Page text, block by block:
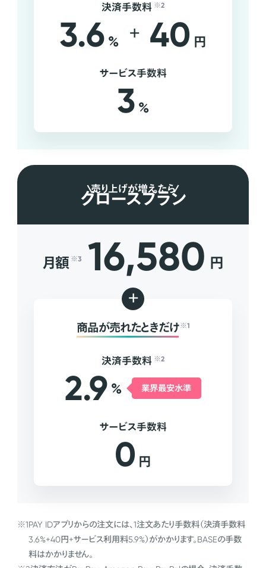
決済手数料 ※2
3.6 % + 40 円
サービス手数料
3 %
売り上げが増えたら
グロースプラン
月額 ※3 16,580 円
+
商品が売れたときだけ ※1
決済手数料 ※2
2.9 % 業界最安水準
サービス手数料
0 円
※1PAY IDアプリからの注文には、1注文あたり手数料（決済手数料
3.6%+40円+サービス利用料5.9%）がかかります。BASEの手数
料はかかりません。